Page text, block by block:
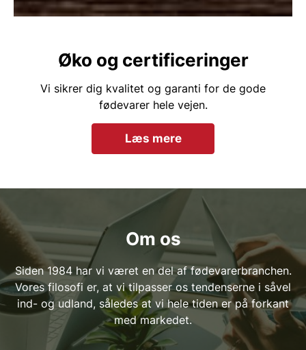
Øko og certificeringer
Vi sikrer dig kvalitet og garanti for de gode
fødevarer hele vejen.
Læs mere
Om os
Siden 1984 har vi været en del af fødevarerbranchen.
Vores filosofi er, at vi tilpasser os tendenserne i såvel
ind- og udland, således at vi hele tiden er på forkant
med markedet.